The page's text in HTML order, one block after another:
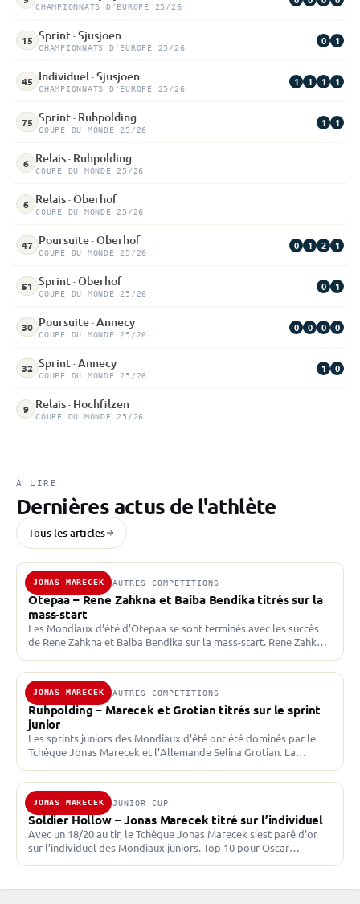
CHAMPIONNATS D'EUROPE 25/26
15 Sprint · Sjusjoen
CHAMPIONNATS D'EUROPE 25/26
0 1
45 Individuel · Sjusjoen
CHAMPIONNATS D'EUROPE 25/26
1 1 1 1
75 Sprint · Ruhpolding
COUPE DU MONDE 25/26
1 1
6 Relais · Ruhpolding
COUPE DU MONDE 25/26
6 Relais · Oberhof
COUPE DU MONDE 25/26
47 Poursuite · Oberhof
COUPE DU MONDE 25/26
0 1 2 1
51 Sprint · Oberhof
COUPE DU MONDE 25/26
0 1
30 Poursuite · Annecy
COUPE DU MONDE 25/26
0 0 0 0
32 Sprint · Annecy
COUPE DU MONDE 25/26
1 0
9 Relais · Hochfilzen
COUPE DU MONDE 25/26
À LIRE
Dernières actus de l'athlète
Tous les articles
JONAS MARECEK
25 AOÛT 2024 · AUTRES COMPÉTITIONS
Otepaa – Rene Zahkna et Baiba Bendika titrés sur la
mass-start
Les Mondiaux d’été d’Otepaa se sont terminés avec les succès
de Rene Zahkna et Baiba Bendika sur la mass-start. Rene Zahkna
JONAS MARECEK
27 AOÛT 2022 · AUTRES COMPÉTITIONS
Ruhpolding – Marecek et Grotian titrés sur le sprint
junior
Les sprints juniors des Mondiaux d’été ont été dominés par le
Tchèque Jonas Marecek et l’Allemande Selina Grotian. La
JONAS MARECEK
24 FÉV. 2022 · JUNIOR CUP
Soldier Hollow – Jonas Marecek titré sur l’individuel
Avec un 18/20 au tir, le Tchèque Jonas Marecek s’est paré d’or
sur l’individuel des Mondiaux juniors. Top 10 pour Oscar